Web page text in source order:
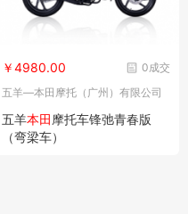
0成交
￥4980.00
五羊—本田摩托（广州）有限公司
五羊本田摩托车锋弛青春版
（弯梁车）